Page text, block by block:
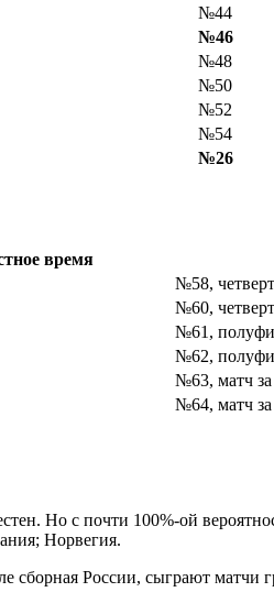
№44
№46
№48
№50
№52
№54
№26
время
№58,
№60,
№61,
№62,
№63, матч за
№64, матч за
Но с почти 100%-ой
Норвегия.
России, сыграют матчи